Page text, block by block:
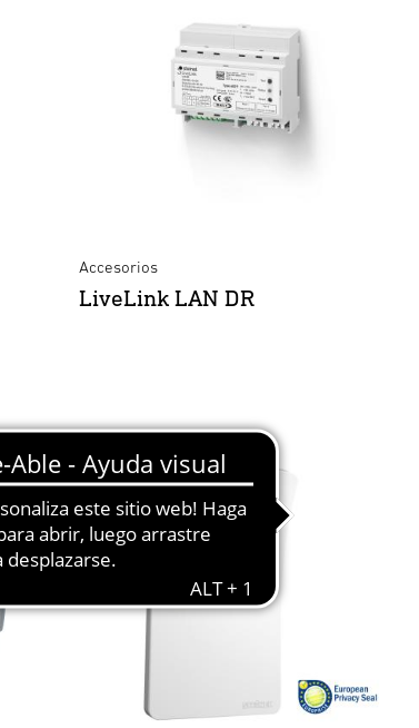
Accesorios
LiveLink LAN DR